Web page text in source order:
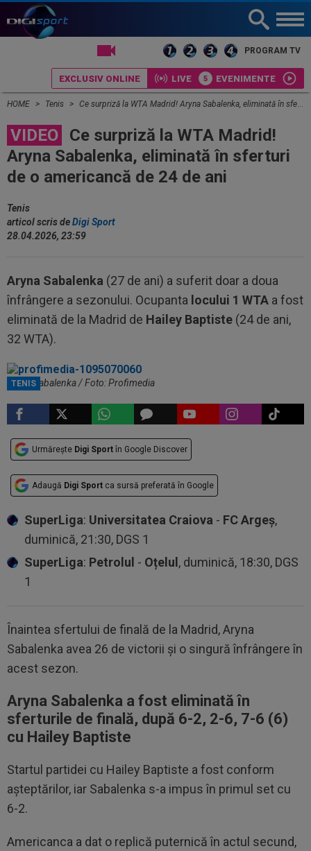
PROGRAM TV
EXCLUSIV ONLINE LIVE EVENIMENTE
HOME Tenis Ce surpriză la WTA Madrid! Aryna Sabalenka, eliminată în sferturi de o americancă de 24 de ani
VIDEO
Ce surpriză la WTA Madrid!
Aryna Sabalenka, eliminată în sferturi
de o americancă de 24 de ani
Tenis
articol scris deDigi Sport
28.04.2026, 23:59
Aryna Sabalenka (27 de ani) a suferit doar a doua
înfrângere a sezonului. Ocupanta locului 1 WTA a fost
eliminată de la Madrid de Hailey Baptiste (24 de ani,
32 WTA).
TENIS
Aryna Sabalenka / Foto: Profimedia
Urmărește Digi Sport în Google Discover
Adaugă Digi Sport ca sursă preferată în Google
SuperLiga: Universitatea Craiova - FC Argeș,
duminică, 21:30, DGS 1
SuperLiga: Petrolul - Oțelul , duminică, 18:30, DGS
1
Înaintea sfertului de finală de la Madrid, Aryna
Sabalenka avea 26 de victorii și o singură înfrângere în
acest sezon.
Aryna Sabalenka a fost eliminată în
sferturile de finală, după 6-2, 2-6, 7-6 (6)
cu Hailey Baptiste
Startul partidei cu Hailey Baptiste a fost conform
așteptărilor, iar Sabalenka s-a impus în primul set cu
6-2.
Americanca a dat o replică puternică în actul secund,